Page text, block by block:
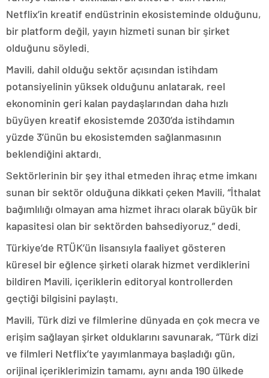
Netflix’in kreatif endüstrinin ekosisteminde olduğunu,
bir platform değil, yayın hizmeti sunan bir şirket
olduğunu söyledi.
Mavili, dahil olduğu sektör açısından istihdam
potansiyelinin yüksek olduğunu anlatarak, reel
ekonominin geri kalan paydaşlarından daha hızlı
büyüyen kreatif ekosistemde 2030’da istihdamın
yüzde 3’ünün bu ekosistemden sağlanmasının
beklendiğini aktardı.
Sektörlerinin bir şey ithal etmeden ihraç etme imkanı
sunan bir sektör olduğuna dikkati çeken Mavili, “İthalat
bağımlılığı olmayan ama hizmet ihracı olarak büyük bir
kapasitesi olan bir sektörden bahsediyoruz.” dedi.
Türkiye’de RTÜK’ün lisansıyla faaliyet gösteren
küresel bir eğlence şirketi olarak hizmet verdiklerini
bildiren Mavili, içeriklerin editoryal kontrollerden
geçtiği bilgisini paylaştı.
Mavili, Türk dizi ve filmlerine dünyada en çok mecra ve
erişim sağlayan şirket olduklarını savunarak, “Türk dizi
ve filmleri Netflix’te yayımlanmaya başladığı gün,
orijinal içeriklerimizin tamamı, aynı anda 190 ülkede